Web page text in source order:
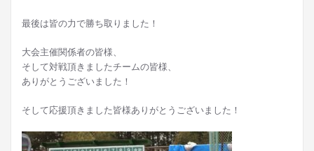
最後は皆の力で勝ち取りました！
大会主催関係者の皆様、
そして対戦頂きましたチームの皆様、
ありがとうございました！
そして応援頂きました皆様ありがとうございました！